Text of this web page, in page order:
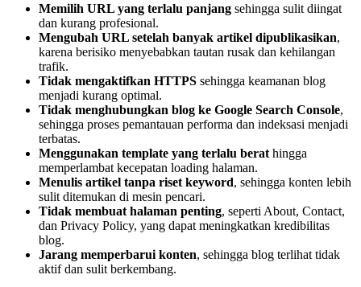
Memilih URL yang terlalu panjang sehingga sulit diingat
dan kurang profesional.
Mengubah URL setelah banyak artikel dipublikasikan,
karena berisiko menyebabkan tautan rusak dan kehilangan
trafik.
Tidak mengaktifkan HTTPS sehingga keamanan blog
menjadi kurang optimal.
Tidak menghubungkan blog ke Google Search Console,
sehingga proses pemantauan performa dan indeksasi menjadi
terbatas.
Menggunakan template yang terlalu berat hingga
memperlambat kecepatan loading halaman.
Menulis artikel tanpa riset keyword, sehingga konten lebih
sulit ditemukan di mesin pencari.
Tidak membuat halaman penting, seperti About, Contact,
dan Privacy Policy, yang dapat meningkatkan kredibilitas
blog.
Jarang memperbarui konten, sehingga blog terlihat tidak
aktif dan sulit berkembang.